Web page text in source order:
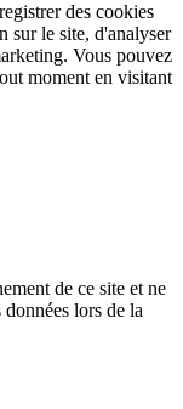
des cookies
sur le site, d'analyser
Vous pouvez
moment en visitant
de ce site et ne
lors de la